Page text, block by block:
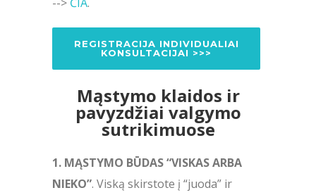
REGISTRACIJA INDIVIDUALIAI
KONSULTACIJAI >>>
Mąstymo klaidos ir
pavyzdžiai valgymo
sutrikimuose
1. MĄSTYMO BŪDAS “VISKAS ARBA
NIEKO”. Viską skirstote į “juoda” ir